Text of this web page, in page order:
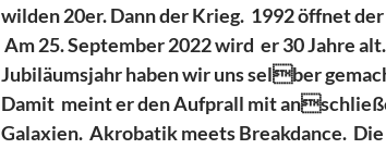
wilden 20er. Dann der Krieg.  1992 öffnet
Am 25. September 2022 wird  er 30 Jahre
Jubiläumsjahr haben wir uns selber
Damit  meint er den Aufprall mit
Galaxien.  Akrobatik meets Breakdance.